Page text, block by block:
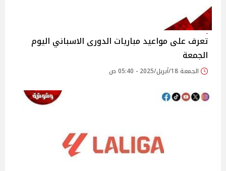
تعرف على مواعيد مباريات الدورى الاسباني اليوم
الجمعة
الجمعة 18/أبريل/2025 - 05:40 ص